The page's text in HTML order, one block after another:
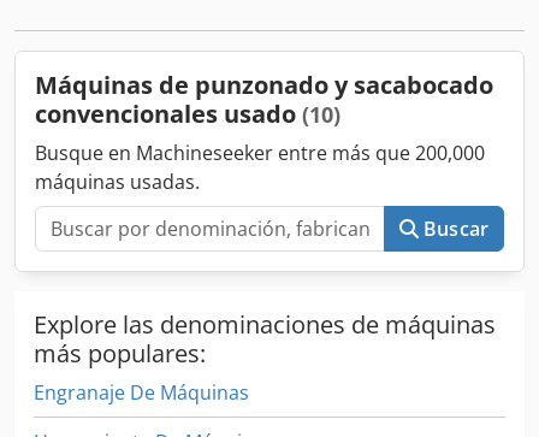
Máquinas de punzonado y sacabocado
convencionales usado (10)
Busque en Machineseeker entre más que 200,000
máquinas usadas.
Buscar
Explore las denominaciones de máquinas
más populares:
Engranaje De Máquinas